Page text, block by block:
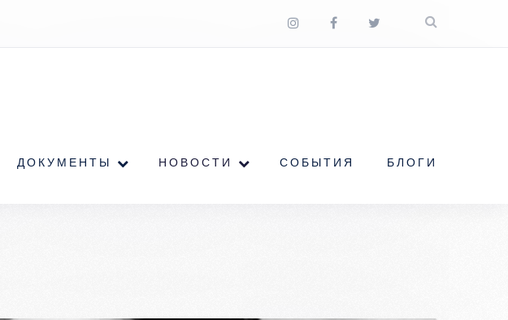
ДОКУМЕНТЫ НОВОСТИ СОБЫТИЯ БЛОГИ